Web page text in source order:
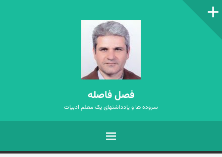
ستون‌کناری
فصل فاصله
سروده ها و یادداشتهای یک معلم ادبیات
فهرست